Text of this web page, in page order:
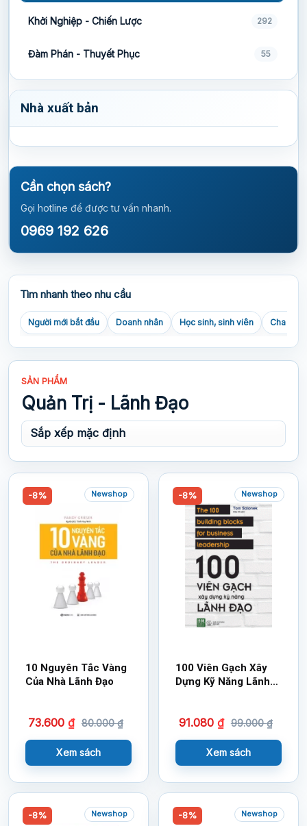
Khởi Nghiệp - Chiến Lược 292
Đàm Phán - Thuyết Phục 55
Nhà xuất bản
Cần chọn sách?
Gọi hotline để được tư vấn nhanh.
0969 192 626
Tìm nhanh theo nhu cầu
Người mới bắt đầu Doanh nhân Học sinh, sinh viên Cha mẹ
SẢN PHẨM
Quản Trị - Lãnh Đạo
-8% Newshop
10 Nguyên Tắc Vàng
Của Nhà Lãnh Đạo
73.600 ₫ 80.000₫
Xem sách
-8% Newshop
100 Viên Gạch Xây
Dựng Kỹ Năng Lãnh
91.080 ₫ 99.000₫
Xem sách
-8% Newshop -8% Newshop